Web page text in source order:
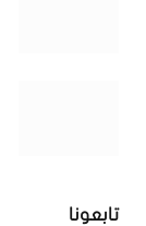
تابعونا